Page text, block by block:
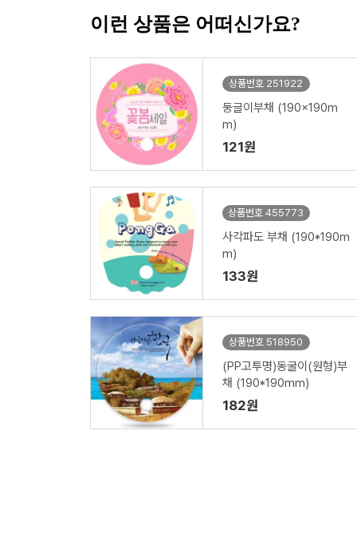
이런 상품은 어떠신가요?
상품번호 251922
둥글이부채 (190x190m
m)
121원
상품번호 455773
사각파도 부채 (190*190m
m)
133원
상품번호 518950
(PP고투명)동굴이(원형)부
채 (190*190mm)
182원